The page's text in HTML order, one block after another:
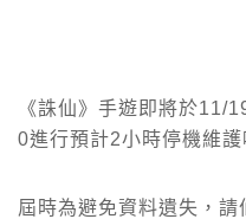
《誅仙》手遊即將於11/
0進行預計2小時停機維護
屆時為避免資料遺失，